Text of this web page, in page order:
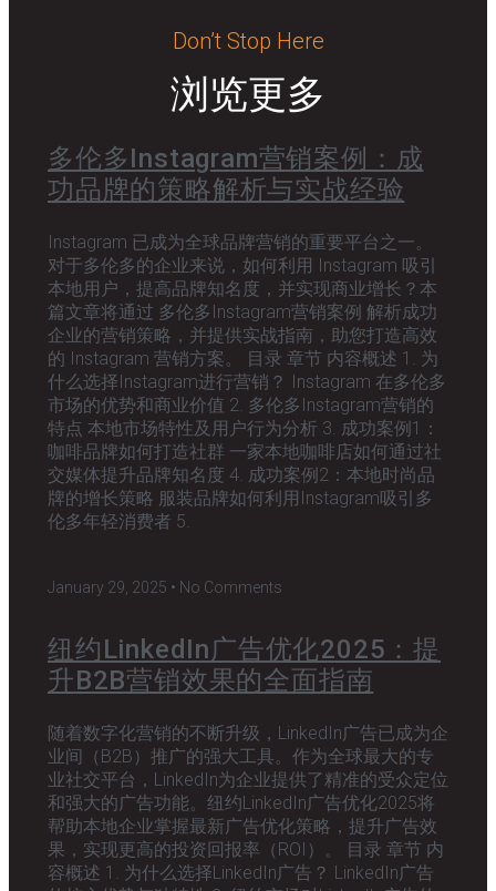
Don’t Stop Here
浏览更多
多伦多Instagram营销案例：成
功品牌的策略解析与实战经验
Instagram 已成为全球品牌营销的重要平台之一。
对于多伦多的企业来说，如何利用 Instagram 吸引
本地用户，提高品牌知名度，并实现商业增长？本
篇文章将通过 多伦多Instagram营销案例 解析成功
企业的营销策略，并提供实战指南，助您打造高效
的 Instagram 营销方案。 目录 章节 内容概述 1. 为
什么选择Instagram进行营销？ Instagram 在多伦多
市场的优势和商业价值 2. 多伦多Instagram营销的
特点 本地市场特性及用户行为分析 3. 成功案例1：
咖啡品牌如何打造社群 一家本地咖啡店如何通过社
交媒体提升品牌知名度 4. 成功案例2：本地时尚品
牌的增长策略 服装品牌如何利用Instagram吸引多
伦多年轻消费者 5.
January 29, 2025 No Comments
纽约LinkedIn广告优化2025：提
升B2B营销效果的全面指南
随着数字化营销的不断升级，LinkedIn广告已成为企
业间（B2B）推广的强大工具。作为全球最大的专
业社交平台，LinkedIn为企业提供了精准的受众定位
和强大的广告功能。纽约LinkedIn广告优化2025将
帮助本地企业掌握最新广告优化策略，提升广告效
果，实现更高的投资回报率（ROI）。 目录 章节 内
容概述 1. 为什么选择LinkedIn广告？ LinkedIn广告